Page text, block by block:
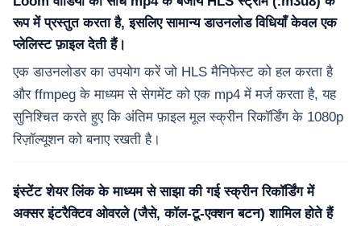
रूप में प्रस्तुत करता है, इसलिए सामान्य डाउनलोड विधियाँ केवल एक
प्लेलिस्ट फ़ाइल देती हैं।
एक डाउनलोडर का उपयोग करें जो HLS मैनिफेस्ट को हल करता है
और ffmpeg के माध्यम से सेगमेंट को एक mp4 में मर्ज करता है, यह
सुनिश्चित करते हुए कि अंतिम फ़ाइल मूल स्क्रीन रिकॉर्डिंग के 1080p
रिज़ॉल्यूशन को बनाए रखती है।
इंस्टेंट शेयर लिंक के माध्यम से साझा की गई स्क्रीन रिकॉर्डिंग में
अक्सर इंटरैक्टिव ओवरले (जैसे, कॉल-टू-एक्शन बटन) शामिल होते हैं